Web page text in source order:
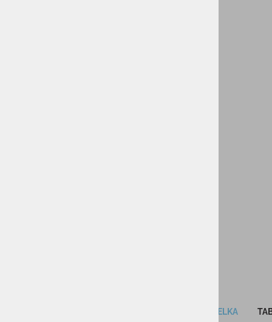
OPIS IZDELKA